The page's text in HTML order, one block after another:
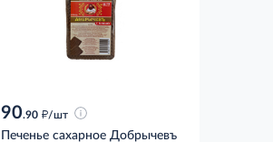
90.90 д/шт
Печенье сахарное Добрычевъ